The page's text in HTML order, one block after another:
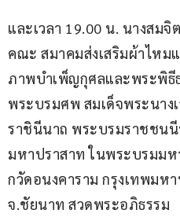
และเวลา 19.00 น. นางสม
คณะ สมาคมส่งเสริมผ้าไหม
ภาพบำเพ็ญกุศลและพระพิธี
พระบรมศพ สมเด็จพระนาง
ราชินีนาถ พระบรมราชชน
มหาปราสาท ในพระบรมมห
กวัดอนงคาราม กรุงเทพมห
จ.ชัยนาท สวดพระอภิธรรม